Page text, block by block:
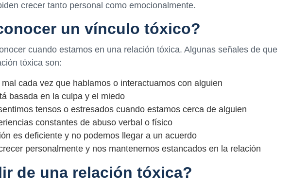
crecer tanto personal como emocionalmente.
un vínculo tóxico?
cuando estamos en una relación tóxica. Algunas señales de que
tóxica son:
cada vez que hablamos o interactuamos con alguien
basada en la culpa y el miedo
tensos o estresados cuando estamos cerca de alguien
constantes de abuso verbal o físico
es deficiente y no podemos llegar a un acuerdo
personalmente y nos mantenemos estancados en la relación
de una relación tóxica?